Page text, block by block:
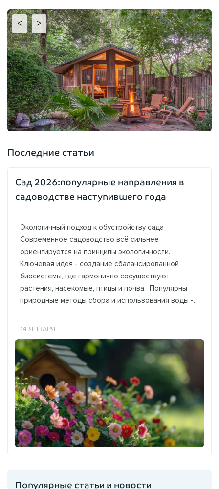
< >
Последние статьи
Сад 2026:популярные направления в
садоводстве наступившего года
Экологичный подход к обустройству сада
Современное садоводство всё сильнее
ориентируется на принципы экологичности.
Ключевая идея - создание сбалансированной
биосистемы, где гармонично сосуществуют
растения, насекомые, птицы и почва. Популярны
природные методы сбора и использования воды -...
14 ЯНВАРЯ
Популярные статьи и новости